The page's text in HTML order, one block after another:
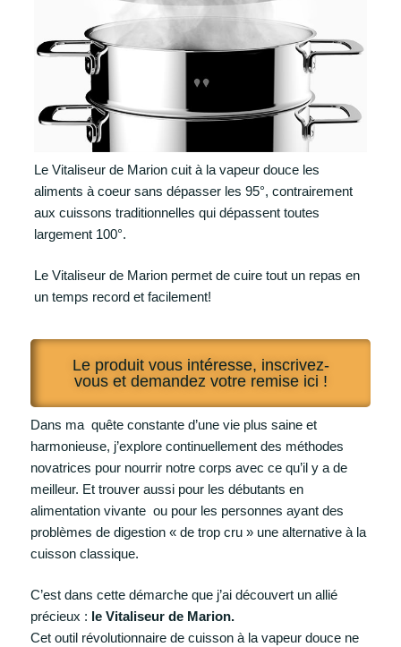
Le Vitaliseur de Marion cuit à la vapeur douce les
aliments à coeur sans dépasser les 95°, contrairement
aux cuissons traditionnelles qui dépassent toutes
largement 100°.
Le Vitaliseur de Marion permet de cuire tout un repas en
un temps record et facilement!
Le produit vous intéresse, inscrivez-
vous et demandez votre remise ici !
Dans ma quête constante d’une vie plus saine et
harmonieuse, j’explore continuellement des méthodes
novatrices pour nourrir notre corps avec ce qu’il y a de
meilleur. Et trouver aussi pour les débutants en
alimentation vivante ou pour les personnes ayant des
problèmes de digestion « de trop cru » une alternative à la
cuisson classique.
C’est dans cette démarche que j’ai découvert un allié
précieux : le Vitaliseur de Marion.
Cet outil révolutionnaire de cuisson à la vapeur douce ne